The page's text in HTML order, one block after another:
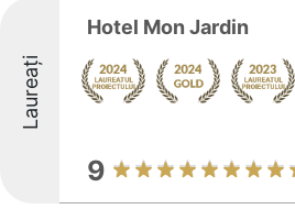
Laureați
Hotel Mon Jardin
9